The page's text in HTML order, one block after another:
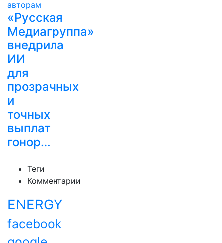
«Русская
Медиагруппа»
внедрила
ИИ
для
прозрачных
и
точных
выплат
гонор…
Теги
Комментарии
ENERGY
facebook